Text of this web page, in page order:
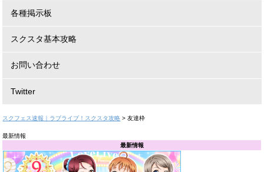
各種掲示板
スクスタ基本攻略
お問い合わせ
Twitter
スクフェス速報｜ラブライブ！スクスタ攻略 >友達枠
最新情報
最新情報